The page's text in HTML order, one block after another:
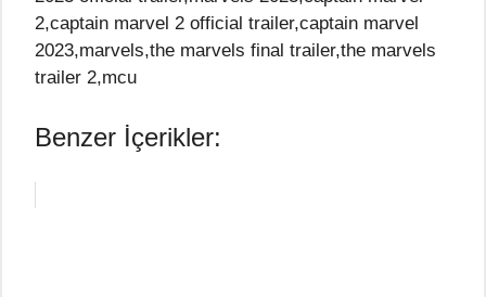
2,captain marvel 2 official trailer,captain marvel
2023,marvels,the marvels final trailer,the marvels
trailer 2,mcu
Benzer İçerikler: